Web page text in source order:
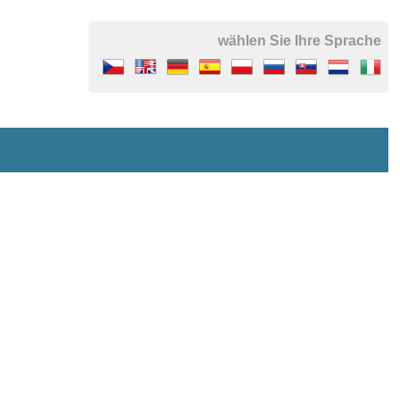
wählen Sie Ihre Sprache